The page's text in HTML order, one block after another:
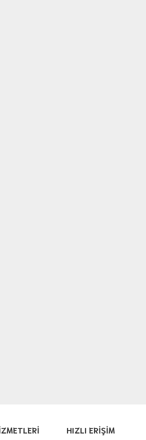
HIZLI ERİŞİM